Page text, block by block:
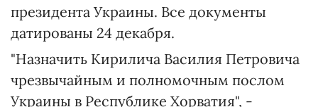
президента Украины. Все документы
датированы 24 декабря.
"Назначить Кирилича Василия Петровича
чрезвычайным и полномочным послом
Украины в Республике Хорватия", -